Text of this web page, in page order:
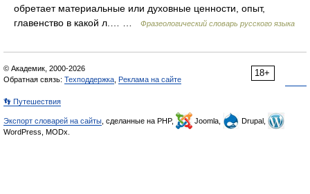
обретает материальные или духовные ценности, опыт,
главенство в какой л.… …
Фразеологический словарь русского языка
18+
© Академик, 2000-2026
Обратная связь: Техподдержка Реклама на сайте
👣 Путешествия
Экспорт словарей на сайты , сделанные на PHP, Joomla,
Drupal,
WordPress, MODx.